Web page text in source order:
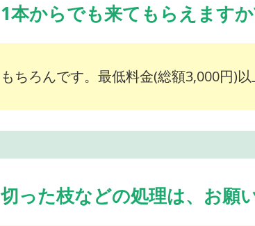
1本からでも来てもらえます
もちろんです。最低料金(総額3,000円)
切った枝などの処理は、お願